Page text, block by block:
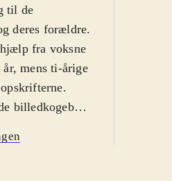
til de
deres forældre.
fra voksne
mens ti-årige
.
billedkogebog
at tage